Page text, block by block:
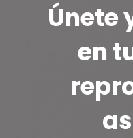
Únete
en